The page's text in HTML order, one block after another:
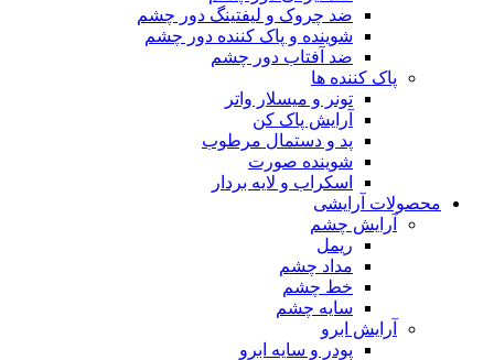
ضد چروک و لیفتینگ دور چشم
شوینده و پاک کننده دور چشم
ضد آفتاب دور چشم
پاک کننده ها
تونر و میسلار واتر
آرایش پاک کن
پد و دستمال مرطوب
شوینده صورت
اسکراب و لایه بردار
محصولات آرایشی
آرایش چشم
ریمل
مداد چشم
خط چشم
سایه چشم
آرایش ابرو
پودر و سایه ابرو